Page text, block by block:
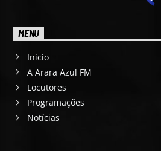
MENU
Início
A Arara Azul FM
Locutores
Programações
Notícias